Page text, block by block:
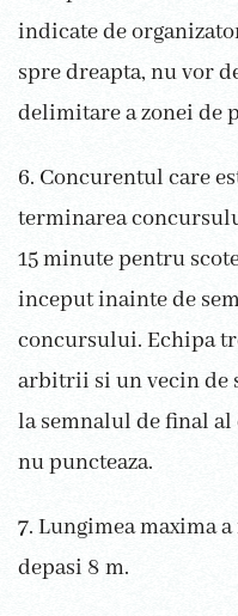
indicate de
spre dreapta, nu vor
delimitare a zonei de
6. Concurentul care
terminarea
15 minute pentru
inceput inainte de
concursului. Echipa
arbitrii si un vecin de
la semnalul de final
nu puncteaza.
7. Lungimea maxima
depasi 8 m.